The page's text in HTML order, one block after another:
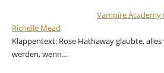
Vampire Academy
Richelle Mead
Klappentext: Rose Hathaway glaubte,
werden, wenn…